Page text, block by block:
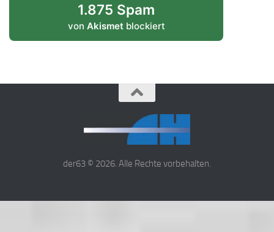
1.875 Spam
von Akismet blockiert
der63 © 2026. Alle Rechte vorbehalten.